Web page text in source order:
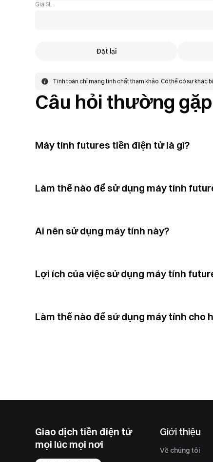
Giá SL
Đặt lại
Tính toán chỉ mang tính chất tham khảo. Có thể có sự khác
Câu hỏi thường gặp
Máy tính futures tiền điện tử là gì?
Làm thế nào để sử dụng máy tính
Ai nên sử dụng máy tính này?
Lợi ích của việc sử dụng máy tính
Làm thế nào để sử dụng máy tính cho
Giao dịch tiền điện tử
mọi lúc mọi nơi
Giới thiệu
Về chúng tôi